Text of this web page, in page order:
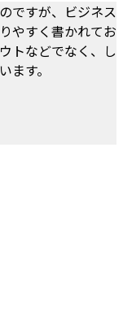
ですが、ビジネス
やすく書かれてお
トなどでなく、し
す。